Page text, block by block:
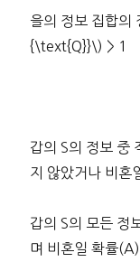
을의 정보 집합
{\text{Q}}\) > 1
갑의 S의 정보 중
지 않았거나 비혼
갑의 S의 모든 정
며 비혼일 확률(A)